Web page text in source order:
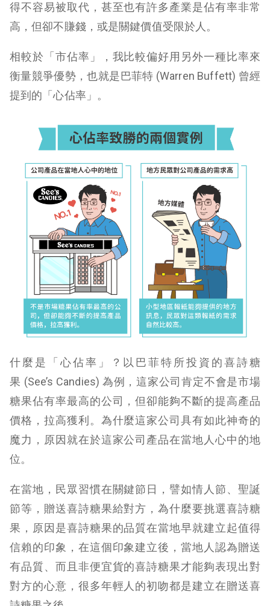
得不容易被取代，甚至也有許多產業是佔有率非常
高，但卻不賺錢，或是關鍵價值受限於人。
相較於「市佔率」，我比較偏好用另外一種比率來
衡量競爭優勢，也就是巴菲特 (Warren Buffett) 曾經
提到的「心佔率」。
什麼是「心佔率」？以巴菲特所投資的喜詩糖
果 (See’s Candies) 為例，這家公司肯定不會是市場
糖果佔有率最高的公司，但卻能夠不斷的提高產品
價格，拉高獲利。為什麼這家公司具有如此神奇的
魔力，原因就在於這家公司產品在當地人心中的地
位。
在當地，民眾習慣在關鍵節日，譬如情人節、聖誕
節等，贈送喜詩糖果給對方，為什麼要挑選喜詩糖
果，原因是喜詩糖果的品質在當地早就建立起值得
信賴的印象，在這個印象建立後，當地人認為贈送
有品質、而且非便宜貨的喜詩糖果才能夠表現出對
對方的心意，很多年輕人的初吻都是建立在贈送喜